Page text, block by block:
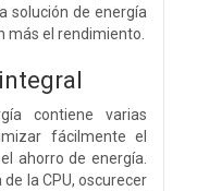
solución de energía
más el rendimiento.
contiene varias
fácilmente el
ahorro de energía.
la CPU, oscurecer